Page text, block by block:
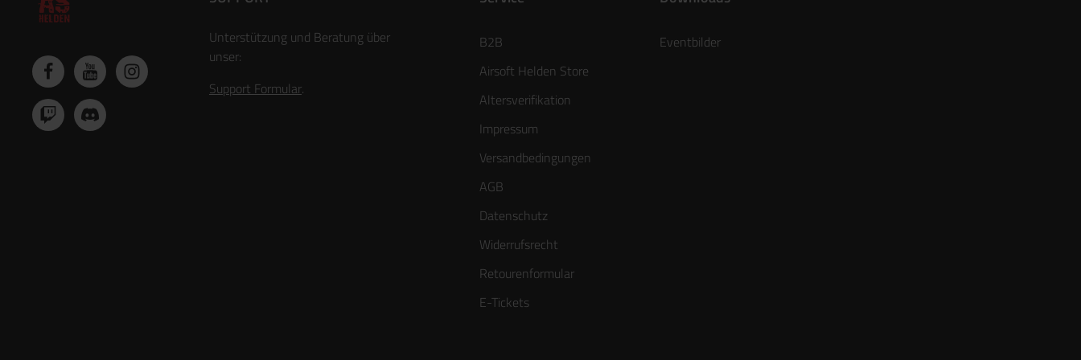
Unterstützung und Beratung über
unser:
Support Formular.
B2B
Airsoft Helden Store
Altersverifikation
Impressum
Versandbedingungen
AGB
Datenschutz
Widerrufsrecht
Retourenformular
E-Tickets
Eventbilder